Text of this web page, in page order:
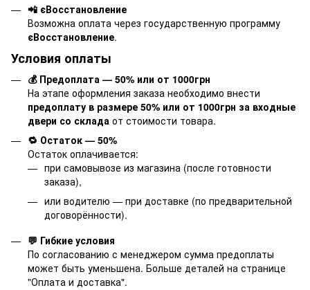
📲 єВосстановление
Возможна оплата через государственную программу
єВосстановление.
Условия оплаты
💰 Предоплата — 50% или от 1000грн
На этапе оформления заказа необходимо внести
предоплату в размере 50% или от 1000грн за входные
двери со склада от стоимости товара.
🔁 Остаток — 50%
Остаток оплачивается:
при самовывозе из магазина (после готовности
заказа),
или водителю — при доставке (по предварительной
договорённости).
💬 Гибкие условия
По согласованию с менеджером сумма предоплаты
может быть уменьшена. Больше деталей на странице
"Оплата и доставка".